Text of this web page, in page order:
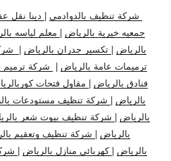
شركة تنظيف بالدوادمي | دينا نقل
جمعيه خيرية بالرياض | معلم لياسه
بالرياض | تكسير جدران بالرياض |
ترميمات عامة بالرياض | شركة ترميم
فنادق بالرياض | مقاول فتحات
بالرياض | شركة تنظيف مستودعات
بالرياض | شركة تنظيف بيوت شعر
بالرياض | شركة تنظيف وتعقيم
بالرياض | كهربائي منازل بالرياض |